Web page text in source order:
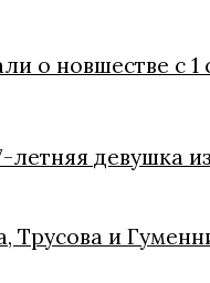
о новшестве с
летняя девушка
Трусова и